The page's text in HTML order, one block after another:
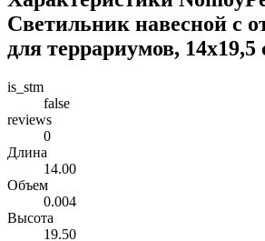
Светильник навесной с
для террариумов, 14х19,5
is_stm
false
reviews
0
Длина
14.00
Объем
0.004
Высота
19.50